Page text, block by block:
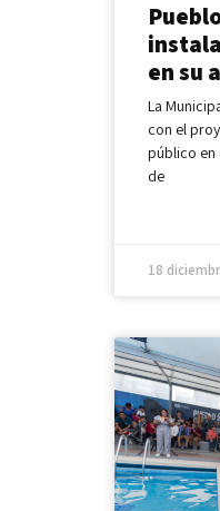
en su
La
con el
público en
de
18